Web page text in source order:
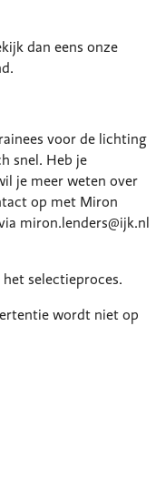
dan eens onze
voor de lichting
snel. Heb je
je meer weten over
op met Miron
miron.lenders@ijk.nl
selectieproces.
wordt niet op